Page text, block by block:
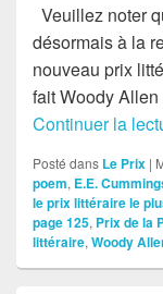
Veuillez noter
désormais à la
nouveau prix
fait Woody
Continuer la
Posté dans Le Prix |
poem, E.E.
le prix littéraire le
page 125, Prix de la
littéraire, Woody